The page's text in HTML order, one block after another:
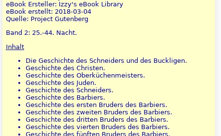
eBook Ersteller: Izzy's eBook Library
eBook erstellt: 2018-03-04
Quelle: Project Gutenberg
Band 2: 25.-44. Nacht.
Inhalt
Die Geschichte des Schneiders und des Buckligen.
Geschichte des Christen.
Geschichte des Oberküchenmeisters.
Geschichte des Juden.
Geschichte des Schneiders.
Geschichte des Barbiers.
Geschichte des ersten Bruders des Barbiers.
Geschichte des zweiten Bruders des Barbiers.
Geschichte des dritten Bruders des Barbiers.
Geschichte des vierten Bruders des Barbiers.
Geschichte des fünften Bruders des Barbiers.